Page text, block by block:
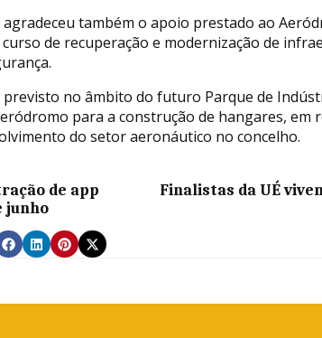
também o apoio prestado ao
de recuperação e modernização de
no âmbito do futuro Parque de
para a construção de hangares, em
do setor aeronáutico no concelho.
de app
junho
Finalistas da UÉ